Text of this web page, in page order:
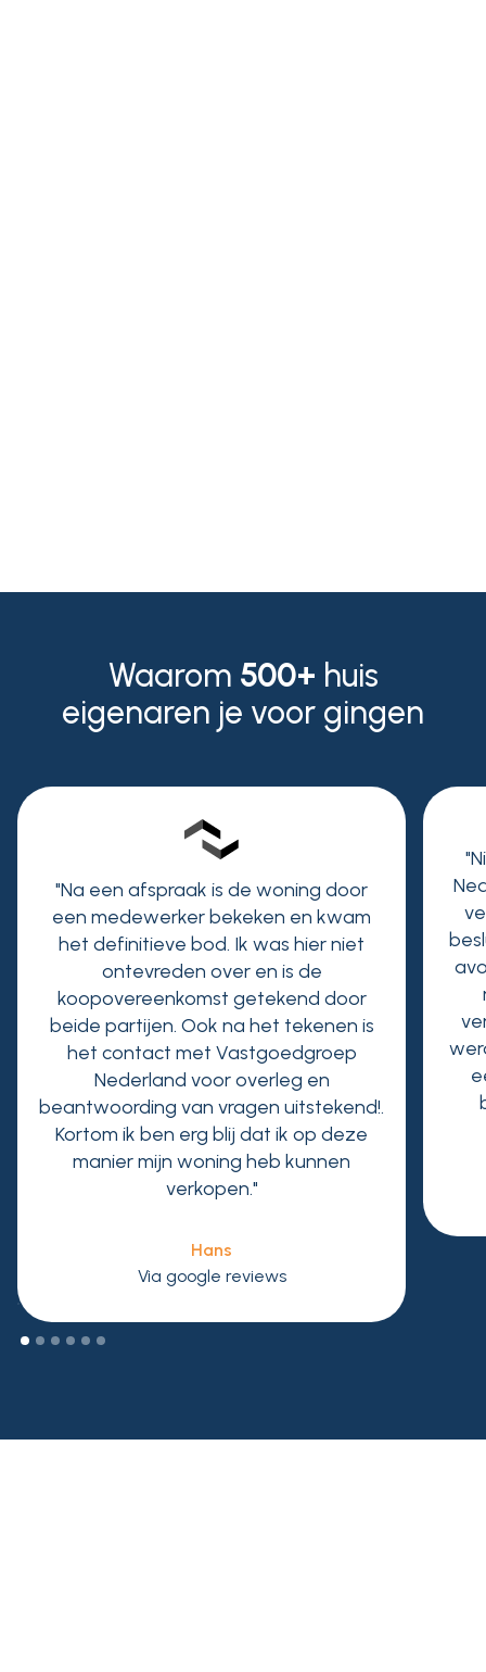
Waarom 500+ huis
eigenaren je voor gingen
"Na een afspraak is de woning door
een medewerker bekeken en kwam
het definitieve bod. Ik was hier niet
ontevreden over en is de
koopovereenkomst getekend door
beide partijen. Ook na het tekenen is
het contact met Vastgoedgroep
Nederland voor overleg en
beantwoording van vragen uitstekend!.
Kortom ik ben erg blij dat ik op deze
manier mijn woning heb kunnen
verkopen."
Hans
Via google reviews